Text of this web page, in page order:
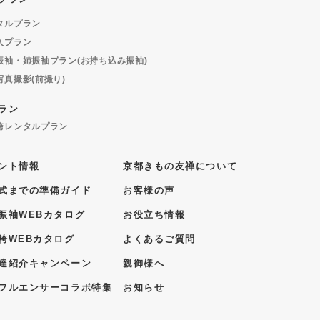
ルプラン
プラン
袖・姉振袖プラン(お持ち込み振袖)
真撮影(前撮り)
ン
レンタルプラン
ト情報
までの準備ガイド
袖WEBカタログ
WEBカタログ
紹介キャンペーン
ルエンサーコラボ特集
京都きもの友禅について
お客様の声
お役立ち情報
よくあるご質問
親御様へ
お知らせ